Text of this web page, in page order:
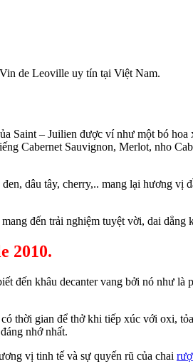
de Leoville uy tín tại Việt Nam.
Saint – Juilien được ví như một bó
Cabernet Sauvignon, Merlot, nho
dâu tây, cherry,.. mang lại hương
đến trải nghiệm tuyệt vời, dai dẳng
2010.
khâu decanter vang bởi nó như là
thời gian để thở khi tiếp xúc với oxi,
nhớ nhất.
vị tinh tế và sự quyến rũ của chai